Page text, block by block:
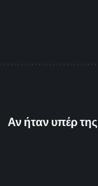
Αν ήταν υπέρ